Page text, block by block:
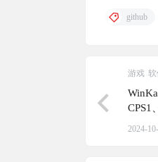
github
游戏
CPS1
经典
2024-